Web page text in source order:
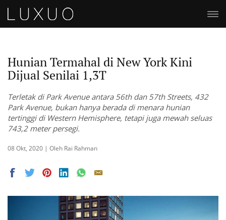
Hunian Termahal di New York Kini
Dijual Senilai 1,3T
Terletak di Park Avenue antara 56th dan 57th Streets, 432
Park Avenue, bukan hanya berada di menara hunian
tertinggi di Western Hemisphere, tetapi juga mewah seluas
743,2 meter persegi.
08 Okt, 2020 | Oleh Rai Rahman